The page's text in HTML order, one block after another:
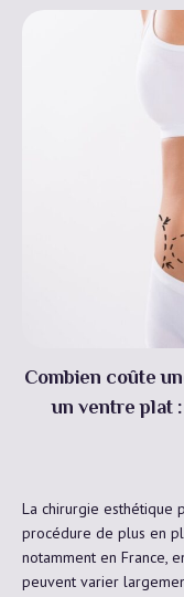
Combien coûte
un ventre plat
La chirurgie esthétique
procédure de plus en
notamment en France,
peuvent varier